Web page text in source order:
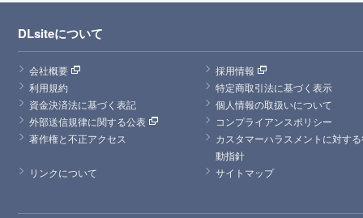
DLsiteについて
会社概要
採用情報
利用規約
特定商取引法に基づく表示
資金決済法に基づく表記
個人情報の取扱いについて
外部送信規律に関する公表
コンプライアンスポリシー
著作権と不正アクセス
カスタマーハラスメントに対す
動指針
リンクについて
サイトマップ